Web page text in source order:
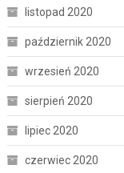
listopad 2020
październik 2020
wrzesień 2020
sierpień 2020
lipiec 2020
czerwiec 2020